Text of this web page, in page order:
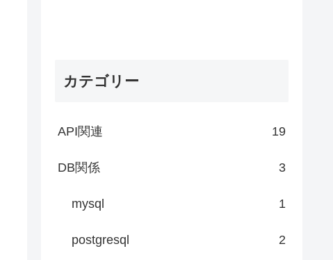
カテゴリー
API関連 19
DB関係 3
mysql 1
postgresql 2